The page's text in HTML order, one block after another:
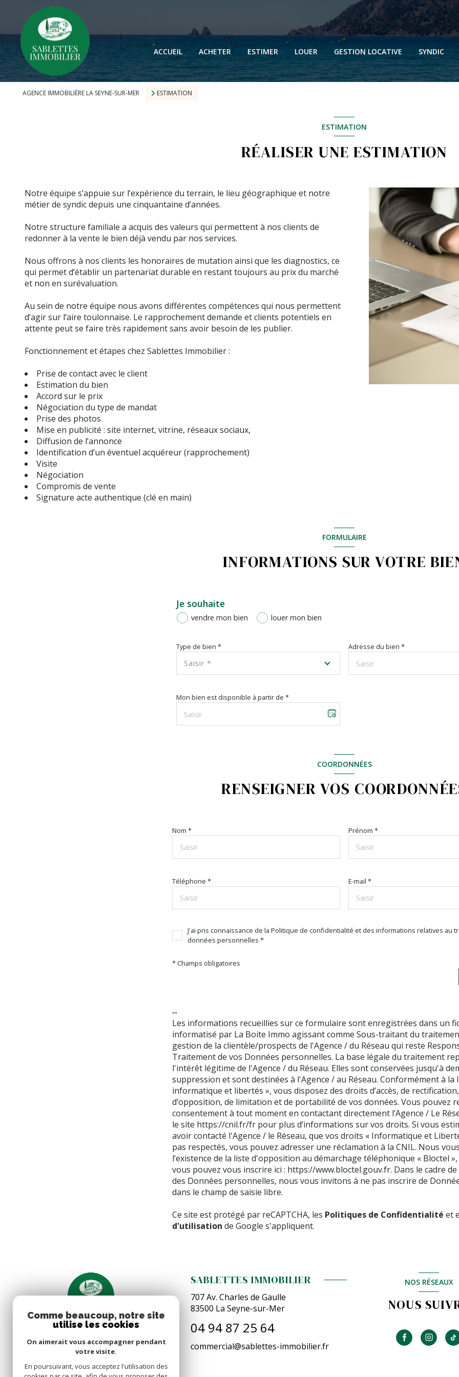
ACCUEIL ACHETER ESTIMER LOUER GESTION LOCATIVE SYNDIC
AGENCE IMMOBILIÈRE LA SEYNE-SUR-MER ESTIMATION
ESTIMATION
RÉALISER UNE ESTIMATION
Notre équipe s’appuie sur l’expérience du terrain, le lieu géographique et notre
métier de syndic depuis une cinquantaine d’années.
Notre structure familiale a acquis des valeurs qui permettent à nos clients de
redonner à la vente le bien déjà vendu par nos services.
Nous offrons à nos clients les honoraires de mutation ainsi que les diagnostics, ce
qui permet d’établir un partenariat durable en restant toujours au prix du marché
et non en surévaluation.
Au sein de notre équipe nous avons différentes compétences qui nous permettent
d’agir sur l’aire toulonnaise. Le rapprochement demande et clients potentiels en
attente peut se faire très rapidement sans avoir besoin de les publier.
Fonctionnement et étapes chez Sablettes Immobilier :
Prise de contact avec le client
Estimation du bien
Accord sur le prix
Négociation du type de mandat
Prise des photos
Mise en publicité : site internet, vitrine, réseaux sociaux,
Diffusion de l’annonce
Identification d’un éventuel acquéreur (rapprochement)
Visite
Négociation
Compromis de vente
Signature acte authentique (clé en main)
FORMULAIRE
INFORMATIONS SUR VOTRE
Je souhaite
vendre mon bien louer mon bien
Type de bien *
Saisir *
Adresse du bien *
Mon bien est disponible à partir de *
COORDONNÉES
RENSEIGNER VOS
Nom * Prénom *
Téléphone * E-mail *
J'ai pris connaissance de la Politique de confidentialité et des informations relatives au
données personnelles *
* Champs obligatoires
**
Les informations recueillies sur ce formulaire sont enregistrées dans un
informatisé par La Boite Immo agissant comme Sous-traitant du
gestion de la clientèle/prospects de l'Agence / du Réseau qui reste
Traitement de vos Données personnelles. La base légale du traitement
l'intérêt légitime de l'Agence / du Réseau. Elles sont conservées jusqu'à
suppression et sont destinées à l'Agence / au Réseau. Conformément à la
informatique et libertés », vous disposez des droits d’accès, de
d’opposition, de limitation et de portabilité de vos données. Vous pouvez
consentement à tout moment en contactant directement l’Agence / Le
le site https://cnil.fr/fr pour plus d’informations sur vos droits. Si vous
avoir contacté l'Agence / le Réseau, que vos droits « Informatique et
pas respectés, vous pouvez adresser une réclamation à la CNIL. Nous
l’existence de la liste d'opposition au démarchage téléphonique « Bloctel
vous pouvez vous inscrire ici : https://www.bloctel.gouv.fr. Dans le cadre
des Données personnelles, nous vous invitons à ne pas inscrire de
dans le champ de saisie libre.
Ce site est protégé par reCAPTCHA, les Politiques de Confidentialité et
d'utilisation de Google s'appliquent.
SABLETTES IMMOBILIER
707 Av. Charles de Gaulle
83500 La Seyne-sur-Mer
04 94 87 25 64
commercial@sablettes-immobilier.fr
NOS RÉSEAUX
NOUS
Comme beaucoup, notre site
utilise les cookies
On aimerait vous accompagner pendant
votre visite.
En poursuivant, vous acceptez l'utilisation des